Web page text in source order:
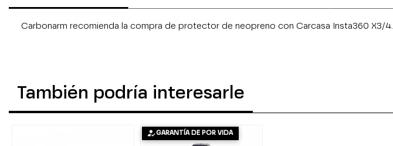
Carbonarm recomienda la compra de protector de neopreno con Carcasa Insta360 X3/4.
También podría interesarle
GARANTÍA DE POR VIDA